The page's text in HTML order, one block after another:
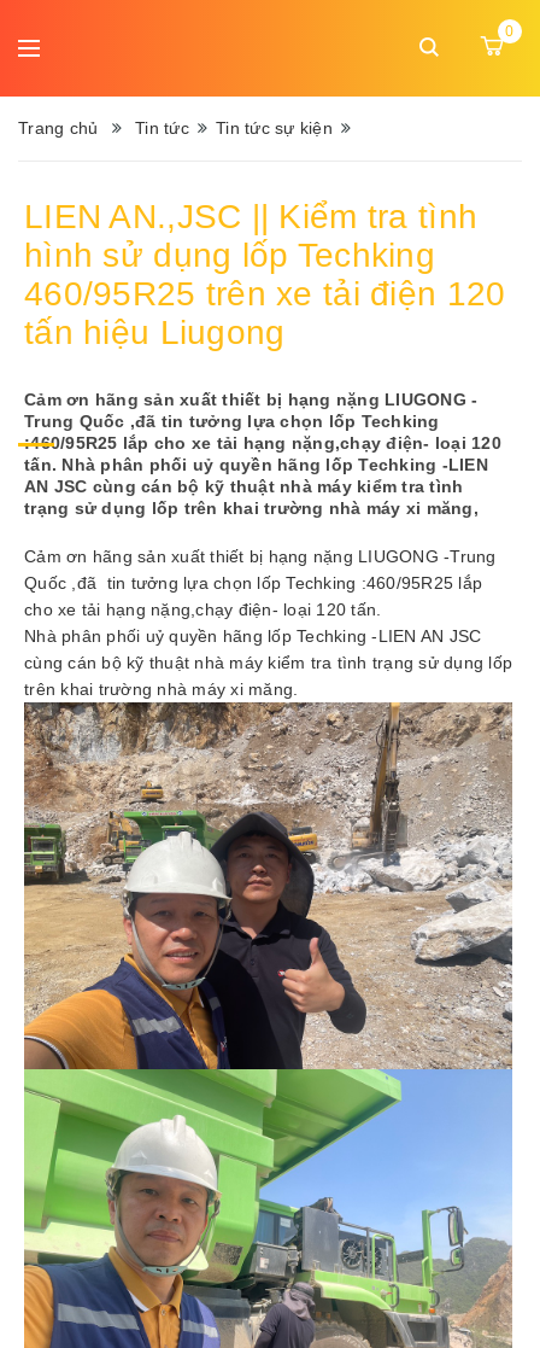
MỤC
ngữ:
chủ
Giới
thiệu
phẩm
Dịch
vụ
tức
Liên
hệ
0
Trang chủ Tin tức Tin tức sự kiện
LIEN AN.,JSC || Kiểm tra tình
hình sử dụng lốp Techking
460/95R25 trên xe tải điện 120
tấn hiệu Liugong
Cảm ơn hãng sản xuất thiết bị hạng nặng LIUGONG -
Trung Quốc ,đã tin tưởng lựa chọn lốp Techking
:460/95R25 lắp cho xe tải hạng nặng,chạy điện- loại 120
tấn. Nhà phân phối uỷ quyền hãng lốp Techking -LIEN
AN JSC cùng cán bộ kỹ thuật nhà máy kiểm tra tình
trạng sử dụng lốp trên khai trường nhà máy xi măng,
Cảm ơn hãng sản xuất thiết bị hạng nặng LIUGONG -Trung
Quốc ,đã tin tưởng lựa chọn lốp Techking :460/95R25 lắp
cho xe tải hạng nặng,chạy điện- loại 120 tấn.
Nhà phân phối uỷ quyền hãng lốp Techking -LIEN AN JSC
cùng cán bộ kỹ thuật nhà máy kiểm tra tình trạng sử dụng lốp
trên khai trường nhà máy xi măng.